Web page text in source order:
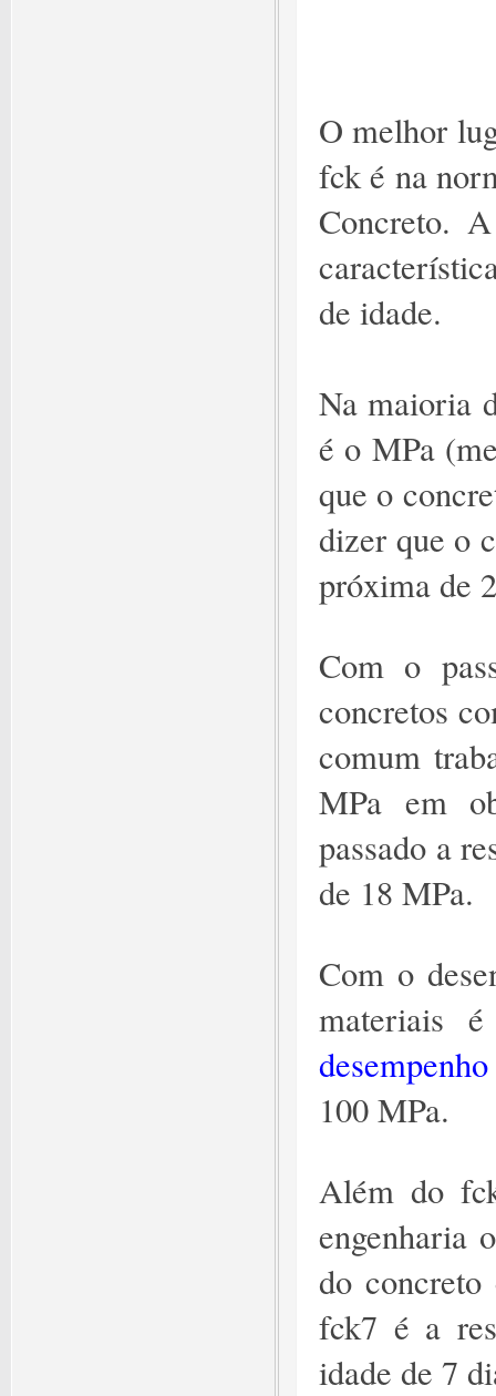
O melhor
fck é na
Concreto.
de idade.
Na maioria
é o MPa
que o
dizer que o
próxima de
Com o
concretos
comum
MPa em
passado a
de 18 MPa.
Com o
materiais
desempenho
100 MPa.
Além do
engenharia
do
fck7 é a
idade de 7